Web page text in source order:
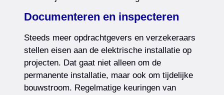
Documenteren en inspecteren
Steeds meer opdrachtgevers en verzekeraars
stellen eisen aan de elektrische installatie op
projecten. Dat gaat niet alleen om de
permanente installatie, maar ook om tijdelijke
bouwstroom. Regelmatige keuringen van